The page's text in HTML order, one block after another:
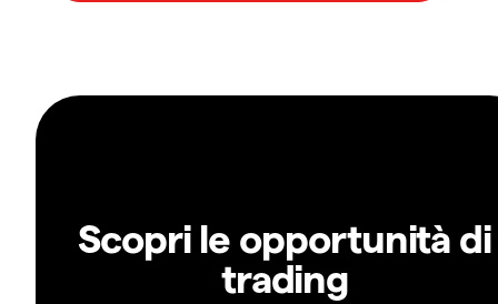
Scopri le opportunità di
trading